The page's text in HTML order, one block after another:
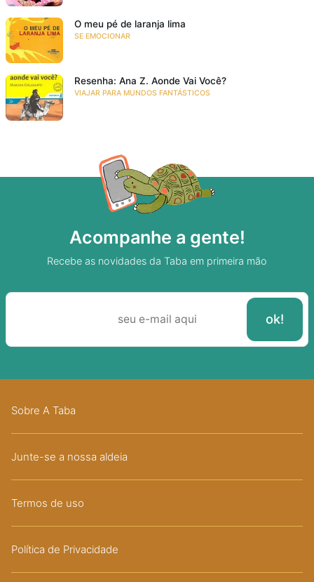
O meu pé de laranja lima
SE EMOCIONAR
Resenha: Ana Z. Aonde Vai Você?
VIAJAR PARA MUNDOS FANTÁSTICOS
Acompanhe a gente!
Recebe as novidades da Taba em primeira mão
Sobre A Taba
Junte-se a nossa aldeia
Termos de uso
Política de Privacidade